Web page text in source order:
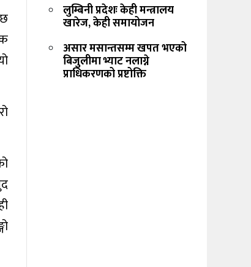
लुम्बिनी प्रदेशः केही मन्त्रालय
खारेज, केही समायोजन
असार मसान्तसम्म खपत भएको
बिजुलीमा भ्याट नलाग्ने
प्राधिकरणको प्रष्टोक्ति